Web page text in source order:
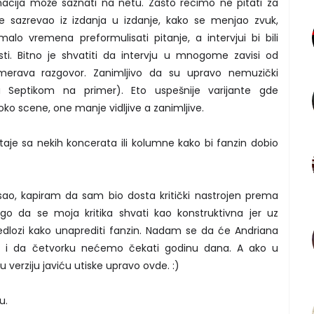
sazrevao iz izdanja u izdanje, kako se menjao zvuk,
vremena preformulisati pitanje, a intervjui bi bili
Bitno je shvatiti da intervju u mnogome zavisi od
razgovor. Zanimljivo da su upravo nemuzički
Septikom na primer). Eto uspešnije varijante gde
scene, one manje vidljive a zanimljive.
sa nekih koncerata ili kolumne kako bi fanzin dobio
kapiram da sam bio dosta kritički nastrojen prema
da se moja kritika shvati kao konstruktivna jer uz
kako unaprediti fanzin. Nadam se da će Andriana
da četvorku nećemo čekati godinu dana. A ako u
javiću utiske upravo ovde. :)